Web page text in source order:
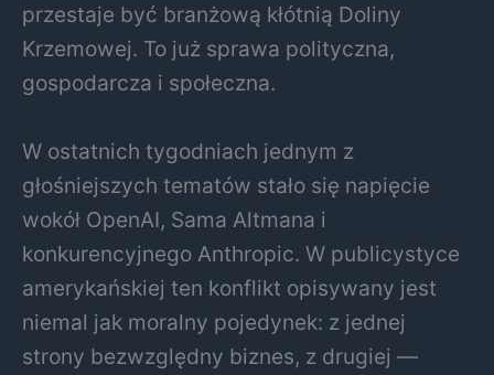
przestaje być branżową kłótnią Doliny
Krzemowej. To już sprawa polityczna,
gospodarcza i społeczna.
W ostatnich tygodniach jednym z
głośniejszych tematów stało się napięcie
wokół OpenAI, Sama Altmana i
konkurencyjnego Anthropic. W publicystyce
amerykańskiej ten konflikt opisywany jest
niemal jak moralny pojedynek: z jednej
strony bezwzględny biznes, z drugiej —